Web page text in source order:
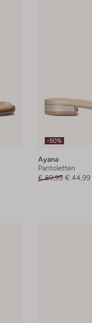
-50%
Ayana
Pantoletten
€ 89,99 € 44,99